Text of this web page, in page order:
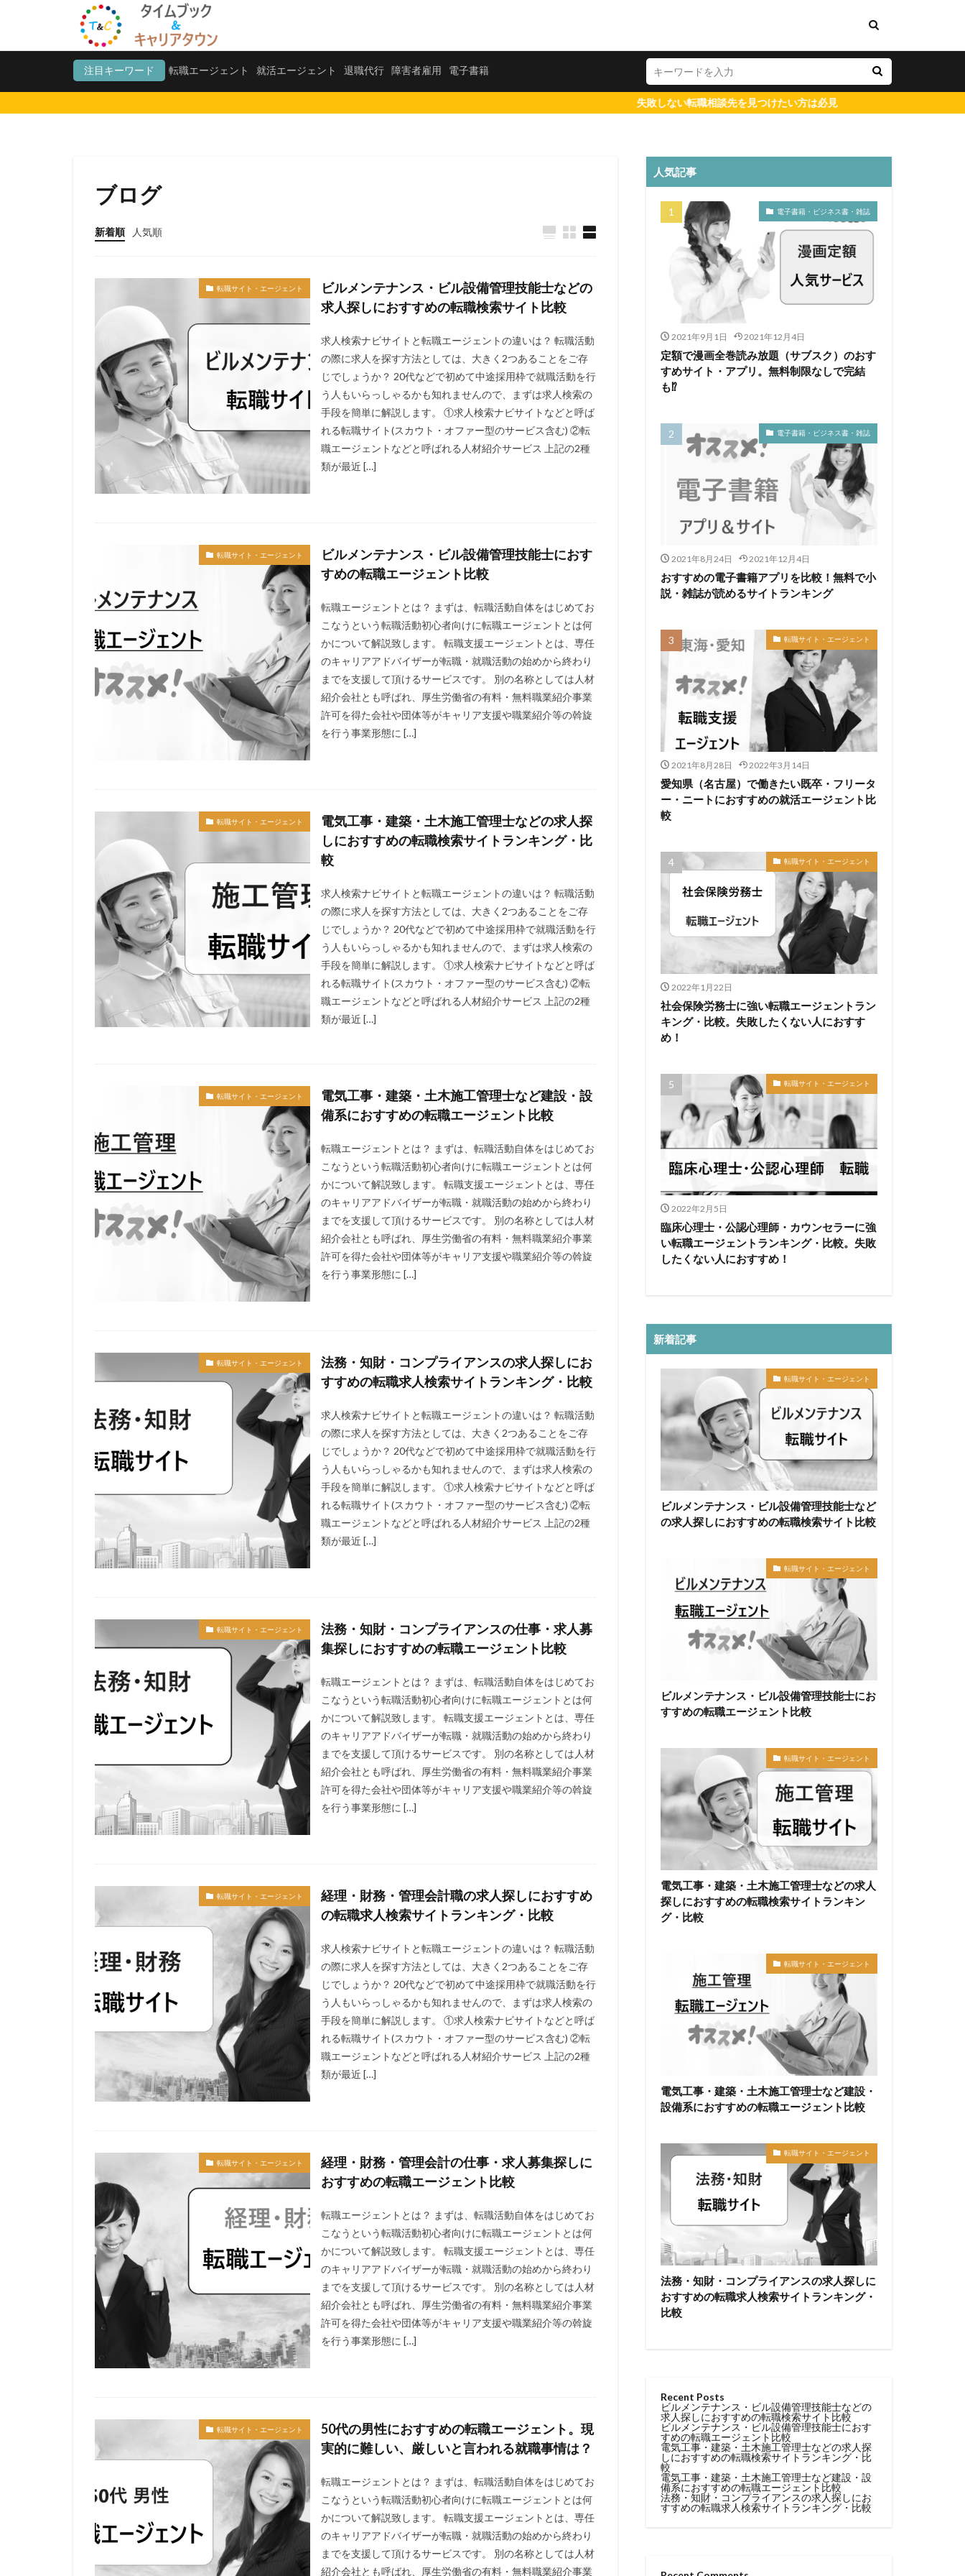
注目キーワード 転職エージェント 就活エージェント 退職代行 障害者雇用 電子書籍
失敗しない転職相談先を見つけたい方は必見
ブログ
新着順 人気順
転職サイト・エージェント
ビルメンテナンス・ビル設備管理技能士などの
求人探しにおすすめの転職検索サイト比較
求人検索ナビサイトと転職エージェントの違いは？ 転職活動
の際に求人を探す方法としては、大きく2つあることをご存
じでしょうか？ 20代などで初めて中途採用枠で就職活動を行
う人もいらっしゃるかも知れませんので、まずは求人検索の
手段を簡単に解説します。 ①求人検索ナビサイトなどと呼ば
れる転職サイト(スカウト・オファー型のサービス含む) ②転
職エージェントなどと呼ばれる人材紹介サービス 上記の2種
類が最近 […]
転職サイト・エージェント
ビルメンテナンス・ビル設備管理技能士におす
すめの転職エージェント比較
転職エージェントとは？ まずは、転職活動自体をはじめてお
こなうという転職活動初心者向けに転職エージェントとは何
かについて解説致します。 転職支援エージェントとは、専任
のキャリアアドバイザーが転職・就職活動の始めから終わり
までを支援して頂けるサービスです。 別の名称としては人材
紹介会社とも呼ばれ、厚生労働省の有料・無料職業紹介事業
許可を得た会社や団体等がキャリア支援や職業紹介等の斡旋
を行う事業形態に […]
転職サイト・エージェント
電気工事・建築・土木施工管理士などの求人探
しにおすすめの転職検索サイトランキング・比
較
求人検索ナビサイトと転職エージェントの違いは？ 転職活動
の際に求人を探す方法としては、大きく2つあることをご存
じでしょうか？ 20代などで初めて中途採用枠で就職活動を行
う人もいらっしゃるかも知れませんので、まずは求人検索の
手段を簡単に解説します。 ①求人検索ナビサイトなどと呼ば
れる転職サイト(スカウト・オファー型のサービス含む) ②転
職エージェントなどと呼ばれる人材紹介サービス 上記の2種
類が最近 […]
転職サイト・エージェント
電気工事・建築・土木施工管理士など建設・設
備系におすすめの転職エージェント比較
転職エージェントとは？ まずは、転職活動自体をはじめてお
こなうという転職活動初心者向けに転職エージェントとは何
かについて解説致します。 転職支援エージェントとは、専任
のキャリアアドバイザーが転職・就職活動の始めから終わり
までを支援して頂けるサービスです。 別の名称としては人材
紹介会社とも呼ばれ、厚生労働省の有料・無料職業紹介事業
許可を得た会社や団体等がキャリア支援や職業紹介等の斡旋
を行う事業形態に […]
転職サイト・エージェント
法務・知財・コンプライアンスの求人探しにお
すすめの転職求人検索サイトランキング・比較
求人検索ナビサイトと転職エージェントの違いは？ 転職活動
の際に求人を探す方法としては、大きく2つあることをご存
じでしょうか？ 20代などで初めて中途採用枠で就職活動を行
う人もいらっしゃるかも知れませんので、まずは求人検索の
手段を簡単に解説します。 ①求人検索ナビサイトなどと呼ば
れる転職サイト(スカウト・オファー型のサービス含む) ②転
職エージェントなどと呼ばれる人材紹介サービス 上記の2種
類が最近 […]
転職サイト・エージェント
法務・知財・コンプライアンスの仕事・求人募
集探しにおすすめの転職エージェント比較
転職エージェントとは？ まずは、転職活動自体をはじめてお
こなうという転職活動初心者向けに転職エージェントとは何
かについて解説致します。 転職支援エージェントとは、専任
のキャリアアドバイザーが転職・就職活動の始めから終わり
までを支援して頂けるサービスです。 別の名称としては人材
紹介会社とも呼ばれ、厚生労働省の有料・無料職業紹介事業
許可を得た会社や団体等がキャリア支援や職業紹介等の斡旋
を行う事業形態に […]
転職サイト・エージェント
経理・財務・管理会計職の求人探しにおすすめ
の転職求人検索サイトランキング・比較
求人検索ナビサイトと転職エージェントの違いは？ 転職活動
の際に求人を探す方法としては、大きく2つあることをご存
じでしょうか？ 20代などで初めて中途採用枠で就職活動を行
う人もいらっしゃるかも知れませんので、まずは求人検索の
手段を簡単に解説します。 ①求人検索ナビサイトなどと呼ば
れる転職サイト(スカウト・オファー型のサービス含む) ②転
職エージェントなどと呼ばれる人材紹介サービス 上記の2種
類が最近 […]
転職サイト・エージェント
経理・財務・管理会計の仕事・求人募集探しに
おすすめの転職エージェント比較
転職エージェントとは？ まずは、転職活動自体をはじめてお
こなうという転職活動初心者向けに転職エージェントとは何
かについて解説致します。 転職支援エージェントとは、専任
のキャリアアドバイザーが転職・就職活動の始めから終わり
までを支援して頂けるサービスです。 別の名称としては人材
紹介会社とも呼ばれ、厚生労働省の有料・無料職業紹介事業
許可を得た会社や団体等がキャリア支援や職業紹介等の斡旋
を行う事業形態に […]
転職サイト・エージェント
50代の男性におすすめの転職エージェント。現
実的に難しい、厳しいと言われる就職事情は？
転職エージェントとは？ まずは、転職活動自体をはじめてお
こなうという転職活動初心者向けに転職エージェントとは何
かについて解説致します。 転職支援エージェントとは、専任
のキャリアアドバイザーが転職・就職活動の始めから終わり
までを支援して頂けるサービスです。 別の名称としては人材
紹介会社とも呼ばれ、厚生労働省の有料・無料職業紹介事業
人気記事
電子書籍・ビジネス書・雑誌
2021年9月1日 2021年12月4日
定額で漫画全巻読み放題（サブスク）のおす
すめサイト・アプリ。無料制限なしで完結
も⁉
電子書籍・ビジネス書・雑誌
2021年8月24日 2021年12月4日
おすすめの電子書籍アプリを比較！無料で小
説・雑誌が読めるサイトランキング
転職サイト・エージェント
2021年8月28日 2022年3月14日
愛知県（名古屋）で働きたい既卒・フリータ
ー・ニートにおすすめの就活エージェント比
較
転職サイト・エージェント
2022年1月22日
社会保険労務士に強い転職エージェントラン
キング・比較。失敗したくない人におすす
め！
転職サイト・エージェント
2022年2月5日
臨床心理士・公認心理師・カウンセラーに強
い転職エージェントランキング・比較。失敗
したくない人におすすめ！
新着記事
転職サイト・エージェント
ビルメンテナンス・ビル設備管理技能士など
の求人探しにおすすめの転職検索サイト比較
転職サイト・エージェント
ビルメンテナンス・ビル設備管理技能士にお
すすめの転職エージェント比較
転職サイト・エージェント
電気工事・建築・土木施工管理士などの求人
探しにおすすめの転職検索サイトランキン
グ・比較
転職サイト・エージェント
電気工事・建築・土木施工管理士など建設・
設備系におすすめの転職エージェント比較
転職サイト・エージェント
法務・知財・コンプライアンスの求人探しに
おすすめの転職求人検索サイトランキング・
比較
Recent Posts
ビルメンテナンス・ビル設備管理技能士などの
求人探しにおすすめの転職検索サイト比較
ビルメンテナンス・ビル設備管理技能士におす
すめの転職エージェント比較
電気工事・建築・土木施工管理士などの求人探
しにおすすめの転職検索サイトランキング・比
較
電気工事・建築・土木施工管理士など建設・設
備系におすすめの転職エージェント比較
法務・知財・コンプライアンスの求人探しにお
すすめの転職求人検索サイトランキング・比較
転職エージェント 就活エージェント 退職代行 障害者雇用 電子書籍
測量士補
既卒
転職エージェント
電子書籍
難しい 関西 転職活動 転職支援 転職ナビサイト
財務
税理士法人
第二新卒
愛知県名古屋
心理カウンセラー ビルメンテナンス 九州エリア
ニート
コンプライアンス キャリア支援 おすすめ アプリ 50代
九州地方
人事労務
弁護士 大学 建築施工管理士 就職支援 就活エージェント
専門学校
定額 学歴 大阪 土木施工管理士 企業内弁護士
土地家屋調査士補助者
土地家屋調査士
司法書士 厳しい 北海道 内部統制 内部監査
検索